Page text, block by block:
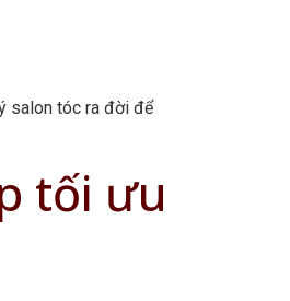
salon tóc ra đời để
tối ưu